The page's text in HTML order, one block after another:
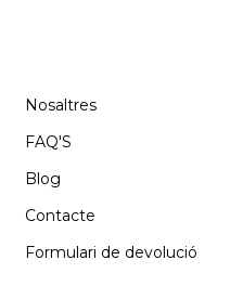
Nosaltres
FAQ'S
Blog
Contacte
Formulari de devolució